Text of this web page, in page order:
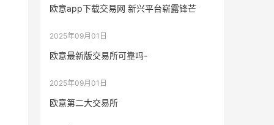
欧意app下载交易网 新兴平台崭露锋芒
2025年09月01日
欧意最新版交易所可靠吗-
2025年09月01日
欧意第二大交易所